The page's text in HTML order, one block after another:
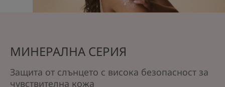
МИНЕРАЛНА СЕРИЯ
Защита от слънцето с висока безопасност за
чувствителна кожа